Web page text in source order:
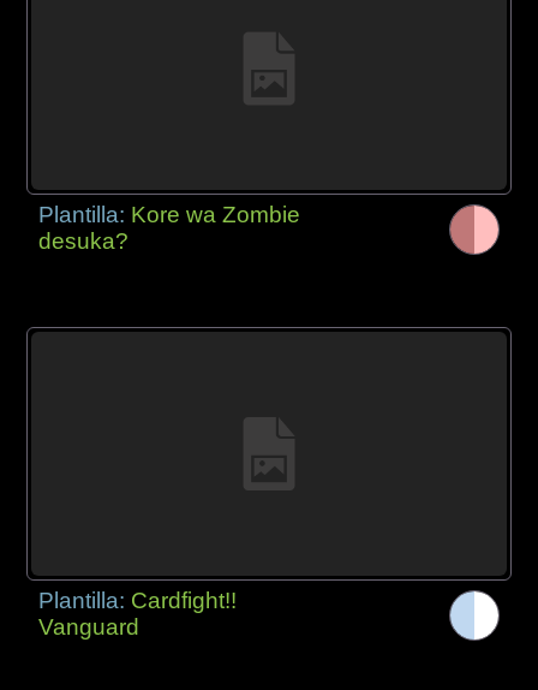
Plantilla: Kore wa Zombie
desuka?
Plantilla: Cardfight!!
Vanguard